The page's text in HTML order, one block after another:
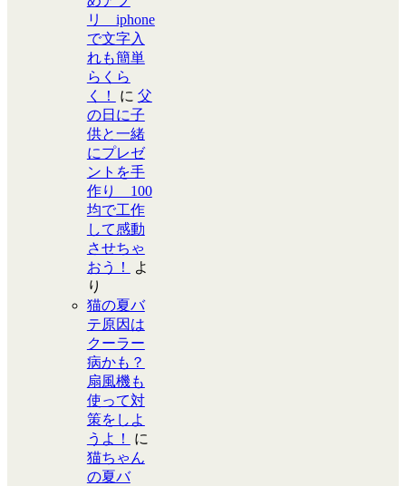
リ iphone
で文字入
れも簡単
らくら
く！
に 父
の日に子
供と一緒
にプレゼ
ントを手
作り 100
均で工作
して感動
させちゃ
おう！
よ
り
猫の夏バ
テ原因は
クーラー
病かも？
扇風機も
使って対
策をしよ
うよ！
に
猫ちゃん
の夏バ